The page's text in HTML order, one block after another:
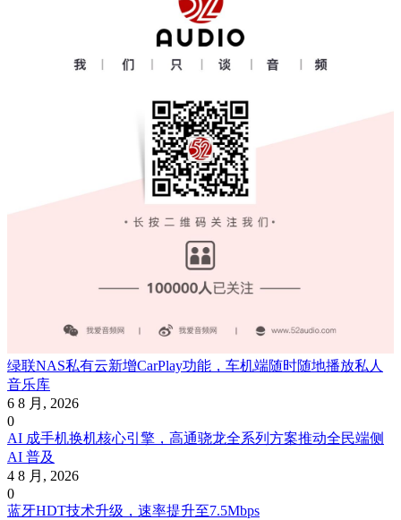
绿联NAS私有云新增CarPlay功能，车机端随时随地播放私人
音乐库
6 8 月, 2026
0
AI 成手机换机核心引擎，高通骁龙全系列方案推动全民端侧
AI 普及
4 8 月, 2026
0
蓝牙HDT技术升级，速率提升至7.5Mbps